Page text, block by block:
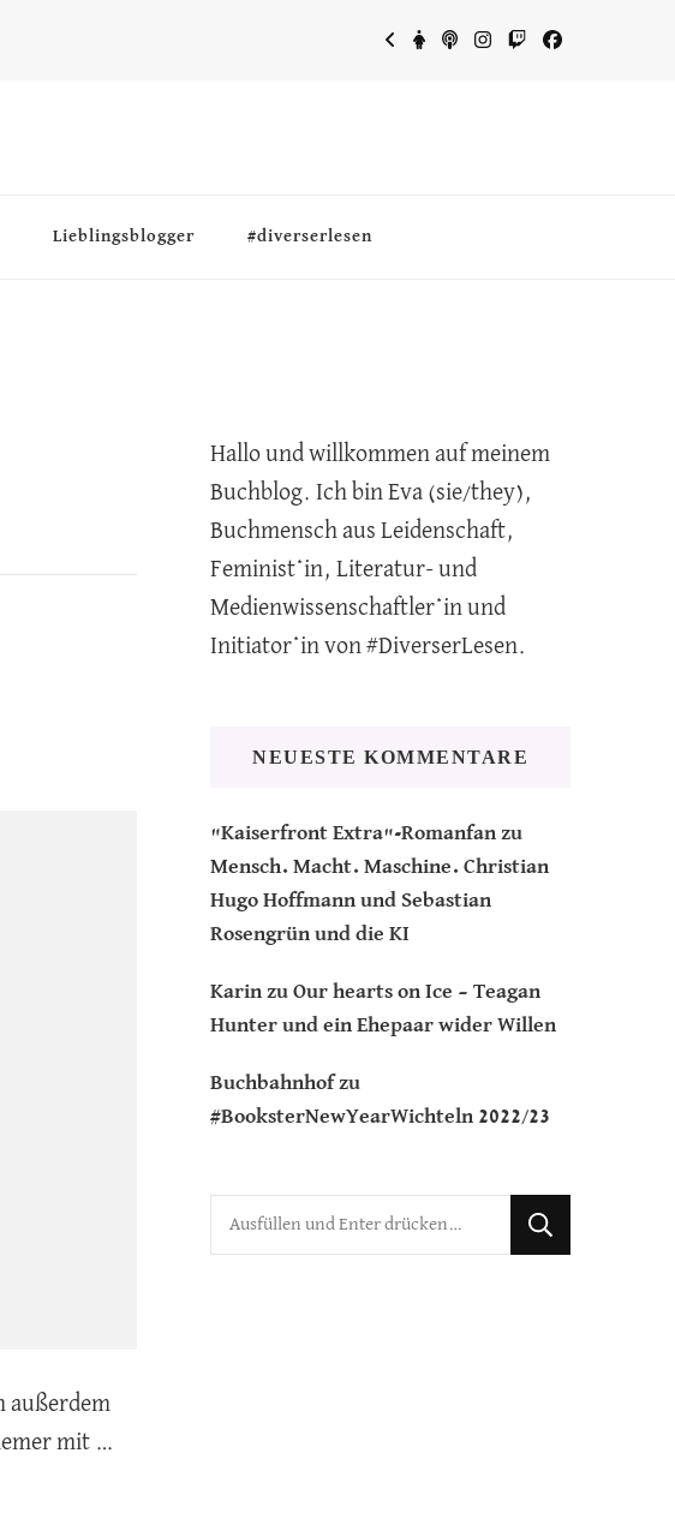
Lieblingsblogger #diverserlesen
außerdem
mit …
Hallo und willkommen auf meinem
Buchblog. Ich bin Eva (sie/they),
Buchmensch aus Leidenschaft,
Feminist*in, Literatur- und
Medienwissenschaftler*in und
Initiator*in von #DiverserLesen.
NEUESTE KOMMENTARE
"Kaiserfront Extra"-Romanfan zu
Mensch. Macht. Maschine. Christian
Hugo Hoffmann und Sebastian
Rosengrün und die KI
Karin zu Our hearts on Ice – Teagan
Hunter und ein Ehepaar wider Willen
Buchbahnhofzu
#BooksterNewYearWichteln 2022/23
Suchst
du